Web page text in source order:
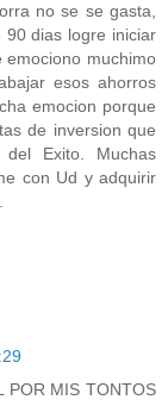
no se se gasta,
dias logre iniciar
muchimo
esos ahorros
emocion porque
de inversion que
Exito. Muchas
con Ud y adquirir
POR MIS TONTOS